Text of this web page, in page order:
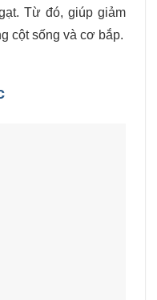
Từ đó, giúp giảm
cột sống và cơ bắp.